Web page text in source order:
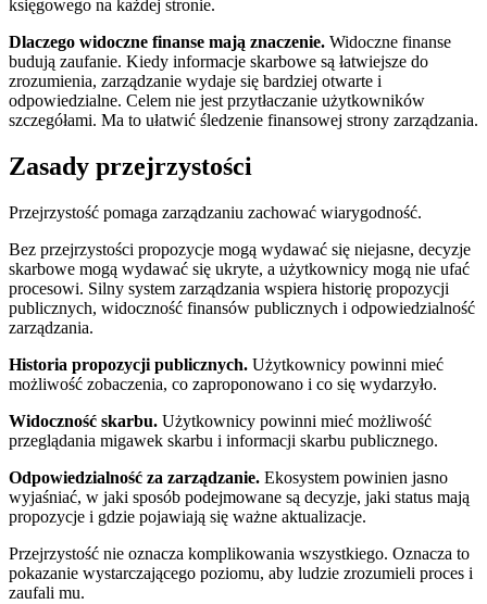
księgowego na każdej stronie.
Dlaczego widoczne finanse mają znaczenie. Widoczne finanse
budują zaufanie. Kiedy informacje skarbowe są łatwiejsze do
zrozumienia, zarządzanie wydaje się bardziej otwarte i
odpowiedzialne. Celem nie jest przytłaczanie użytkowników
szczegółami. Ma to ułatwić śledzenie finansowej strony zarządzania.
Zasady przejrzystości
Przejrzystość pomaga zarządzaniu zachować wiarygodność.
Bez przejrzystości propozycje mogą wydawać się niejasne, decyzje
skarbowe mogą wydawać się ukryte, a użytkownicy mogą nie ufać
procesowi. Silny system zarządzania wspiera historię propozycji
publicznych, widoczność finansów publicznych i odpowiedzialność
zarządzania.
Historia propozycji publicznych. Użytkownicy powinni mieć
możliwość zobaczenia, co zaproponowano i co się wydarzyło.
Widoczność skarbu. Użytkownicy powinni mieć możliwość
przeglądania migawek skarbu i informacji skarbu publicznego.
Odpowiedzialność za zarządzanie. Ekosystem powinien jasno
wyjaśniać, w jaki sposób podejmowane są decyzje, jaki status mają
propozycje i gdzie pojawiają się ważne aktualizacje.
Przejrzystość nie oznacza komplikowania wszystkiego. Oznacza to
pokazanie wystarczającego poziomu, aby ludzie zrozumieli proces i
zaufali mu.